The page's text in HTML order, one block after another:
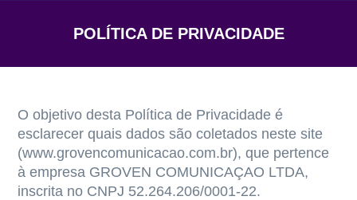
POLÍTICA DE PRIVACIDADE
O objetivo desta Política de Privacidade é
esclarecer quais dados são coletados neste site
(www.grovencomunicacao.com.br), que pertence
à empresa GROVEN COMUNICAÇAO LTDA,
inscrita no CNPJ 52.264.206/0001-22.